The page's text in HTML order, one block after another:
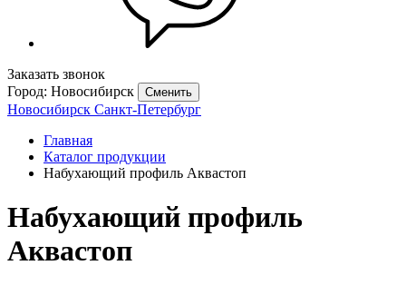
Заказать звонок
Город: Новосибирск
Сменить
Новосибирск Санкт-Петербург
Главная
Каталог продукции
Набухающий профиль Аквастоп
Набухающий профиль
Аквастоп